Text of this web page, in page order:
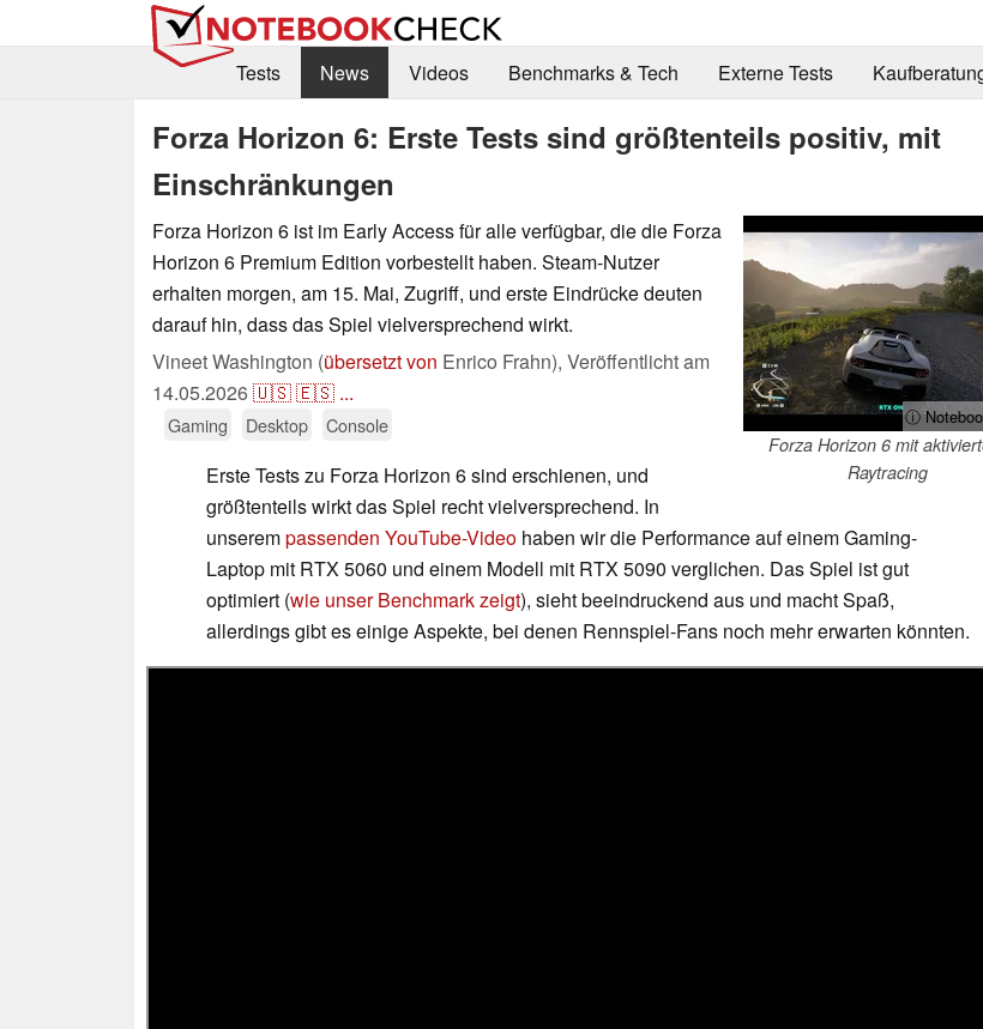
Tests
News Videos Benchmarks & Tech Externe Tests
Forza Horizon 6: Erste Tests sind größtenteils positiv, mit
Einschränkungen
ⓘ
Forza Horizon 6 mit
Raytracing
Forza Horizon 6 ist im Early Access für alle verfügbar, die die Forza
Horizon 6 Premium Edition vorbestellt haben. Steam-Nutzer
erhalten morgen, am 15. Mai, Zugriff, und erste Eindrücke deuten
darauf hin, dass das Spiel vielversprechend wirkt.
Vineet Washington (übersetzt von Enrico Frahn), Veröffentlicht am
14.05.2026🇺🇸🇪🇸 ...
Gaming Desktop Console
Erste Tests zu Forza Horizon 6 sind erschienen, und
größtenteils wirkt das Spiel recht vielversprechend. In
unserempassenden YouTube-Video haben wir die Performance auf einem Gaming-
Laptop mit RTX 5060 und einem Modell mit RTX 5090 verglichen. Das Spiel ist gut
optimiert (wie unser Benchmark zeigt), sieht beeindruckend aus und macht Spaß,
allerdings gibt es einige Aspekte, bei denen Rennspiel-Fans noch mehr erwarten könnten.